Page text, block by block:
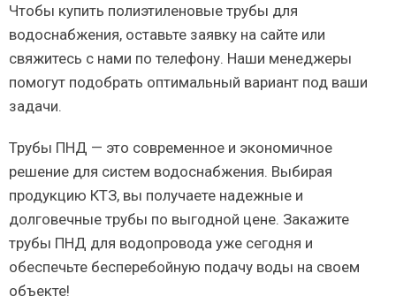
Чтобы купить полиэтиленовые трубы для
водоснабжения, оставьте заявку на сайте или
свяжитесь с нами по телефону. Наши менеджеры
помогут подобрать оптимальный вариант под ваши
задачи.
Трубы ПНД — это современное и экономичное
решение для систем водоснабжения. Выбирая
продукцию КТЗ, вы получаете надежные и
долговечные трубы по выгодной цене. Закажите
трубы ПНД для водопровода уже сегодня и
обеспечьте бесперебойную подачу воды на своем
объекте!